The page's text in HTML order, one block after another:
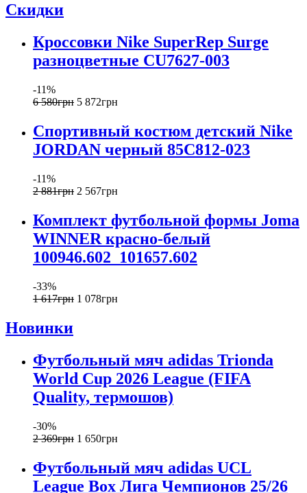
Скидки
Кроссовки Nike SuperRep Surge
разноцветные CU7627-003
-11%
6 580грн 5 872грн
Спортивный костюм детский Nike
JORDAN черный 85C812-023
-11%
2 881грн 2 567грн
Комплект футбольной формы Joma
WINNER красно-белый
100946.602_101657.602
-33%
1 617грн 1 078грн
Новинки
Футбольный мяч adidas Trionda
World Cup 2026 League (FIFA
Quality, термошов)
-30%
2 369грн 1 650грн
Футбольный мяч adidas UCL
League Box Лига Чемпионов 25/26